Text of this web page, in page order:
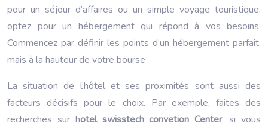
pour un séjour d’affaires ou un simple voyage touristique,
optez pour un hébergement qui répond à vos besoins.
Commencez par définir les points d’un hébergement parfait,
mais à la hauteur de votre bourse
La situation de l’hôtel et ses proximités sont aussi des
facteurs décisifs pour le choix. Par exemple, faites des
recherches sur hotel swisstech convetion Center, si vous